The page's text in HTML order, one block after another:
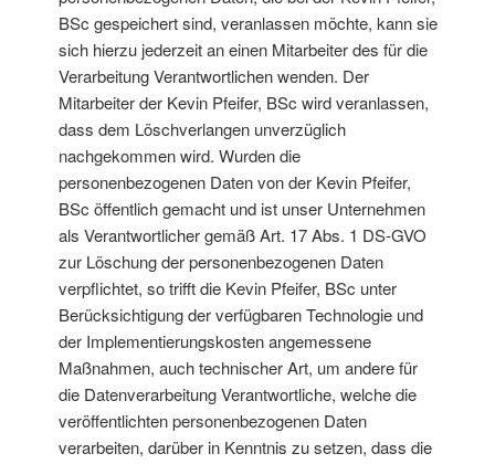
BSc gespeichert sind, veranlassen möchte, kann sie
sich hierzu jederzeit an einen Mitarbeiter des für die
Verarbeitung Verantwortlichen wenden. Der
Mitarbeiter der Kevin Pfeifer, BSc wird veranlassen,
dass dem Löschverlangen unverzüglich
nachgekommen wird. Wurden die
personenbezogenen Daten von der Kevin Pfeifer,
BSc öffentlich gemacht und ist unser Unternehmen
als Verantwortlicher gemäß Art. 17 Abs. 1 DS-GVO
zur Löschung der personenbezogenen Daten
verpflichtet, so trifft die Kevin Pfeifer, BSc unter
Berücksichtigung der verfügbaren Technologie und
der Implementierungskosten angemessene
Maßnahmen, auch technischer Art, um andere für
die Datenverarbeitung Verantwortliche, welche die
veröffentlichten personenbezogenen Daten
verarbeiten, darüber in Kenntnis zu setzen, dass die